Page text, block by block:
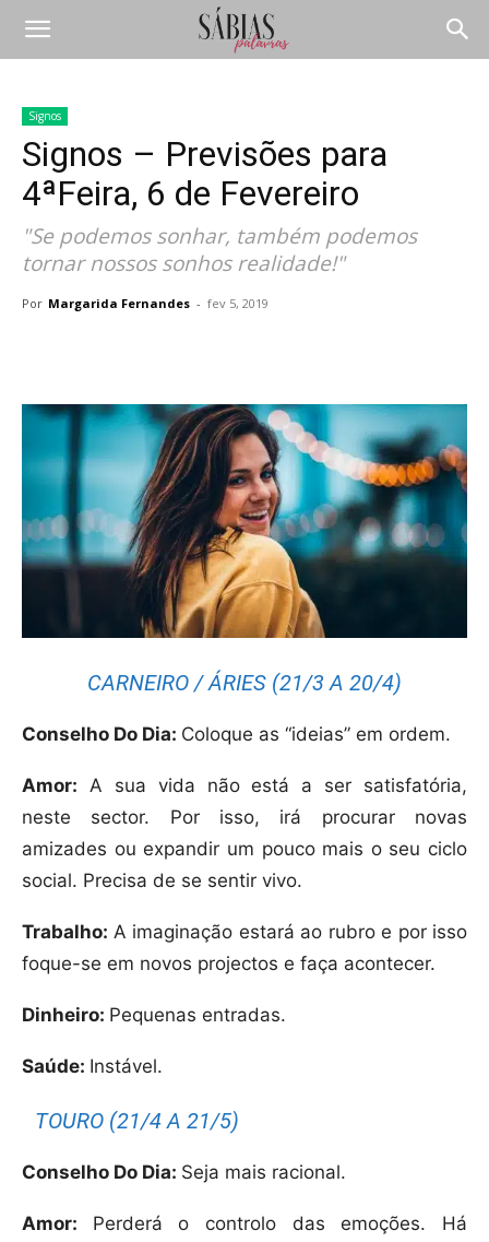
Signos
Signos – Previsões para
4ªFeira, 6 de Fevereiro
"Se podemos sonhar, também podemos
tornar nossos sonhos realidade!"
Por Margarida Fernandes - fev 5, 2019
CARNEIRO / ÁRIES (21/3 A 20/4)
Conselho Do Dia: Coloque as “ideias” em ordem.
Amor: A sua vida não está a ser satisfatória,
neste sector. Por isso, irá procurar novas
amizades ou expandir um pouco mais o seu ciclo
social. Precisa de se sentir vivo.
Trabalho: A imaginação estará ao rubro e por isso
foque-se em novos projectos e faça acontecer.
Dinheiro: Pequenas entradas.
Saúde: Instável.
TOURO (21/4 A 21/5)
Conselho Do Dia: Seja mais racional.
Amor: Perderá o controlo das emoções. Há